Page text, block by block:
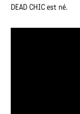
DEAD CHIC est né.